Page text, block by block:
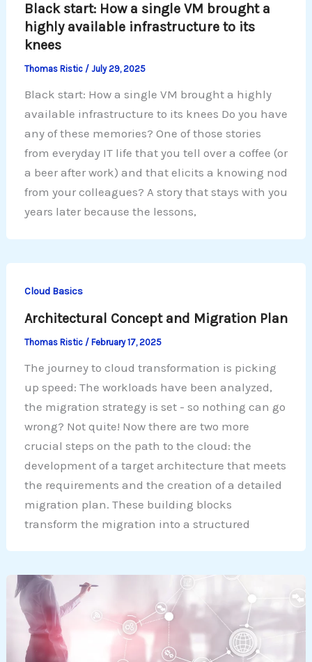
Black start: How a single VM brought a
highly available infrastructure to its
knees
Thomas Ristic / July 29, 2025
Black start: How a single VM brought a highly
available infrastructure to its knees Do you have
any of these memories? One of those stories
from everyday IT life that you tell over a coffee (or
a beer after work) and that elicits a knowing nod
from your colleagues? A story that stays with you
years later because the lessons,
Cloud Basics
Architectural Concept and Migration Plan
Thomas Ristic / February 17, 2025
The journey to cloud transformation is picking
up speed: The workloads have been analyzed,
the migration strategy is set - so nothing can go
wrong? Not quite! Now there are two more
crucial steps on the path to the cloud: the
development of a target architecture that meets
the requirements and the creation of a detailed
migration plan. These building blocks
transform the migration into a structured